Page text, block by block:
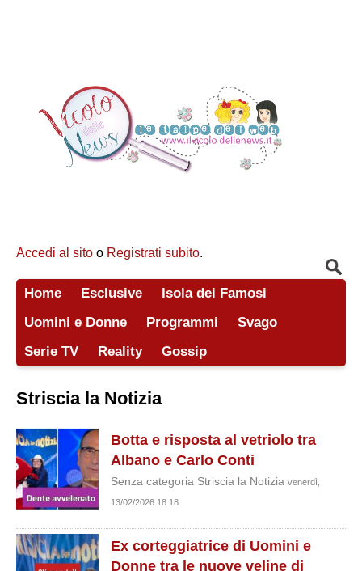
Accedi al sito o Registrati subito.
Home Esclusive
Isola dei Famosi
Uomini e Donne
Programmi
Svago
Serie TV
Reality Gossip
Striscia la Notizia
Botta e risposta al vetriolo tra
Albano e Carlo Conti
Senza categoria Striscia la Notizia venerdì,
13/02/2026 18:18
Ex corteggiatrice di Uomini e
Donne tra le nuove veline di